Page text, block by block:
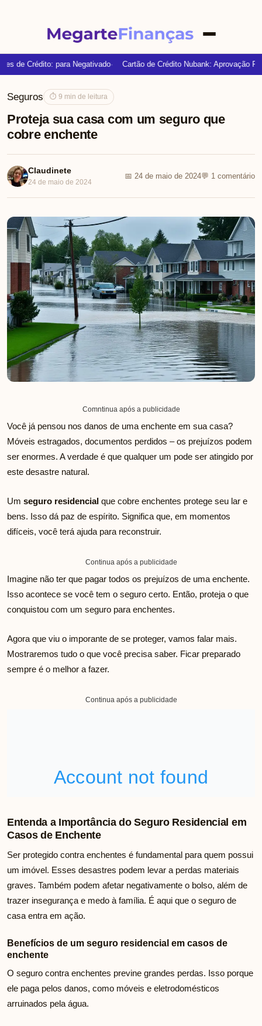
de Crédito: para Negativado Cartão de Crédito Nubank: Aprovação
Seguros ⏱ 9 min de leitura
Proteja sua casa com um seguro que
cobre enchente
Claudinete
24 de maio de 2024
📅 24 de maio de 2024💬 1 comentário
Comntinua após a publicidade
Você já pensou nos danos de uma enchente em sua casa?
Móveis estragados, documentos perdidos – os prejuízos podem
ser enormes. A verdade é que qualquer um pode ser atingido por
este desastre natural.
Um seguro residencial que cobre enchentes protege seu lar e
bens. Isso dá paz de espírito. Significa que, em momentos
difíceis, você terá ajuda para reconstruir.
Continua após a publicidade
Imagine não ter que pagar todos os prejuízos de uma enchente.
Isso acontece se você tem o seguro certo. Então, proteja o que
conquistou com um seguro para enchentes.
Agora que viu o imporante de se proteger, vamos falar mais.
Mostraremos tudo o que você precisa saber. Ficar preparado
sempre é o melhor a fazer.
Continua após a publicidade
Entenda a Importância do Seguro Residencial em
Casos de Enchente
Ser protegido contra enchentes é fundamental para quem possui
um imóvel. Esses desastres podem levar a perdas materiais
graves. Também podem afetar negativamente o bolso, além de
trazer insegurança e medo à família. É aqui que o seguro de
casa entra em ação.
Benefícios de um seguro residencial em casos de
enchente
O seguro contra enchentes previne grandes perdas. Isso porque
ele paga pelos danos, como móveis e eletrodomésticos
arruinados pela água.